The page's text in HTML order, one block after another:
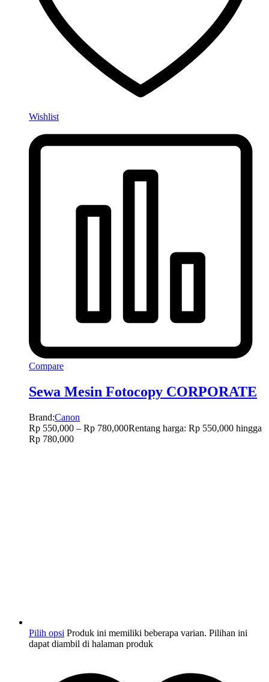
Wishlist
Compare
Sewa Mesin Fotocopy CORPORATE
Brand:Canon
Rp 550,000 – Rp 780,000Rentang harga: Rp 550,000 hingga
Rp 780,000
Pilih opsi Produk ini memiliki beberapa varian. Pilihan ini
dapat diambil di halaman produk